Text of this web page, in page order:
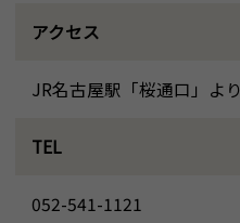
アクセス
JR名古屋駅「桜通口」よ
TEL
052-541-1121